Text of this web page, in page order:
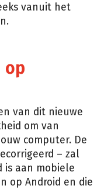
vanuit het
op
van dit nieuwe
om van
computer. De
– zal
is aan mobiele
op Android en die